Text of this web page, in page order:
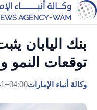
بنك اليابان
توقعات النمو
وكالة أنباء الإمارات